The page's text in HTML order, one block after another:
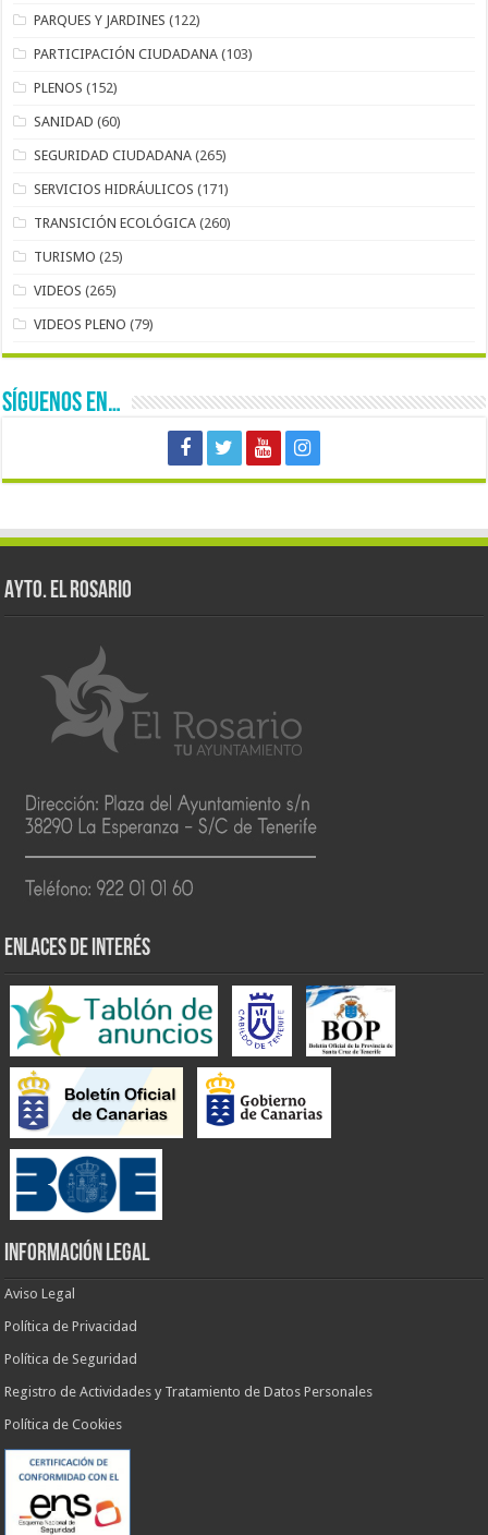
PARQUES Y JARDINES (122)
PARTICIPACIÓN CIUDADANA (103)
PLENOS (152)
SANIDAD (60)
SEGURIDAD CIUDADANA (265)
SERVICIOS HIDRÁULICOS (171)
TRANSICIÓN ECOLÓGICA (260)
TURISMO (25)
VIDEOS (265)
VIDEOS PLENO (79)
SÍGUENOS EN…
AYTO. EL ROSARIO
ENLACES DE INTERÉS
INFORMACIÓN LEGAL
Aviso Legal
Política de Privacidad
Política de Seguridad
Registro de Actividades y Tratamiento de Datos Personales
Política de Cookies